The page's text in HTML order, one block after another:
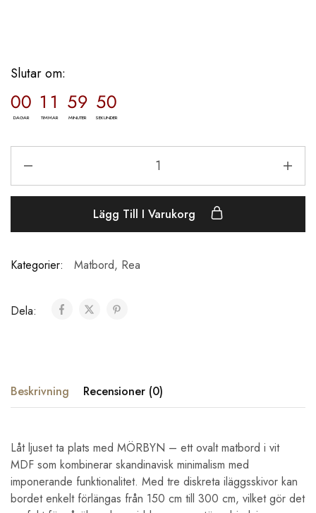
Slutar om:
00
DAGAR
11
TIMMAR
59
MINUTER
49
SEKUNDER
Lägg Till I Varukorg
Kategorier: Matbord, Rea
Dela:
Beskrivning Recensioner (0)
Låt ljuset ta plats med MÖRBYN – ett ovalt matbord i vit
MDF som kombinerar skandinavisk minimalism med
imponerande funktionalitet. Med tre diskreta iläggsskivor kan
bordet enkelt förlängas från 150 cm till 300 cm, vilket gör det